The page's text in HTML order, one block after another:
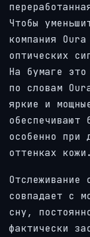
Чтобы
компания
оптических
На бумаге
по словам
яркие и
обеспечивают
особенно при
оттенках кожи.
совпадает с
сну,
фактически